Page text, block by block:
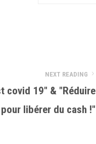
NEXT READING
covid 19" & "Réduire
libérer du cash !"